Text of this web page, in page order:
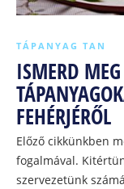
TÁPANYAG TAN
ISMERD
FEHÉRJÉRŐL
Előző cikkünkben
fogalmával.
szervezetünk